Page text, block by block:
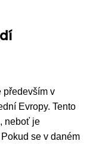
především v
Evropy. Tento
neboť je
se v daném